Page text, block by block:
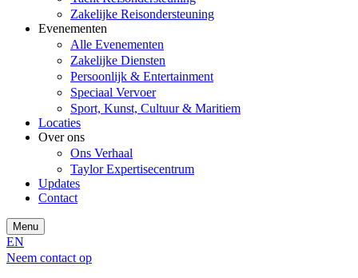
Zakelijke Reisondersteuning
Evenementen
Alle Evenementen
Zakelijke Diensten
Persoonlijk & Entertainment
Speciaal Vervoer
Sport, Kunst, Cultuur & Maritiem
Locaties
Over ons
Ons Verhaal
Taylor Expertisecentrum
Updates
Contact
Menu
EN
Neem contact op